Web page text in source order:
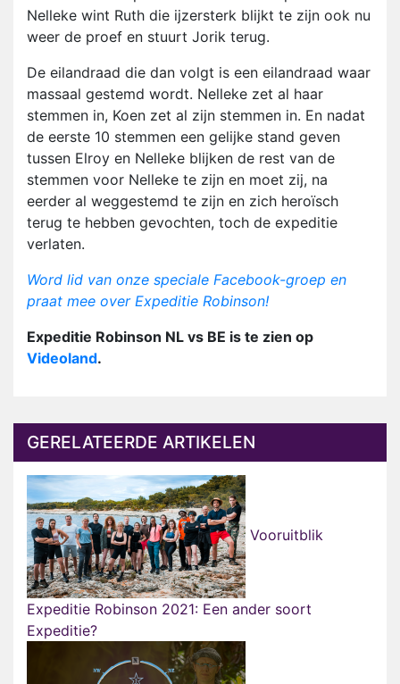
Nelleke wint Ruth die ijzersterk blijkt te zijn ook nu
weer de proef en stuurt Jorik terug.
De eilandraad die dan volgt is een eilandraad waar
massaal gestemd wordt. Nelleke zet al haar
stemmen in, Koen zet al zijn stemmen in. En nadat
de eerste 10 stemmen een gelijke stand geven
tussen Elroy en Nelleke blijken de rest van de
stemmen voor Nelleke te zijn en moet zij, na
eerder al weggestemd te zijn en zich heroïsch
terug te hebben gevochten, toch de expeditie
verlaten.
Word lid van onze speciale Facebook-groep en
praat mee over Expeditie Robinson!
Expeditie Robinson NL vs BE is te zien op
Videoland.
GERELATEERDE ARTIKELEN
Vooruitblik
Expeditie Robinson 2021: Een ander soort
Expeditie?